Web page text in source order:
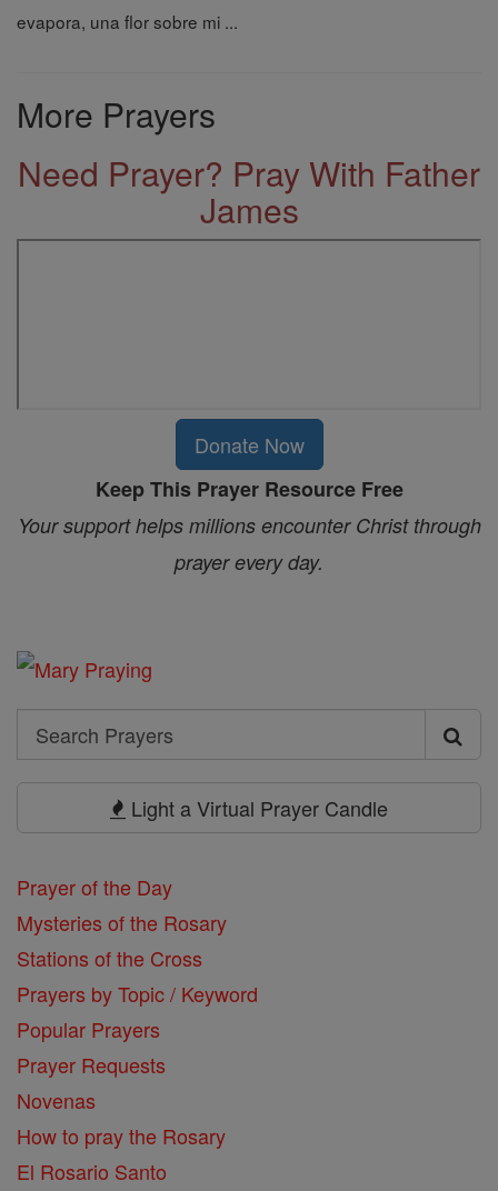
evapora, una flor sobre mi ...
More Prayers
Need Prayer? Pray With Father
James
Donate Now
Keep This Prayer Resource Free
Your support helps millions encounter Christ through
prayer every day.
Search
Search
Light a Virtual Prayer Candle
Prayer of the Day
Mysteries of the Rosary
Stations of the Cross
Prayers by Topic / Keyword
Popular Prayers
Prayer Requests
Novenas
How to pray the Rosary
El Rosario Santo